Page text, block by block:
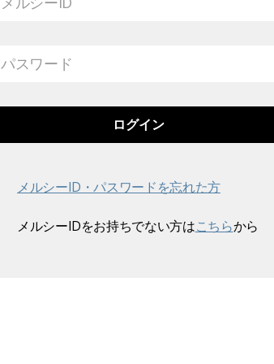
パスワード
メルシーID・パスワードを忘れた方
メルシーIDをお持ちでない方はこちらから